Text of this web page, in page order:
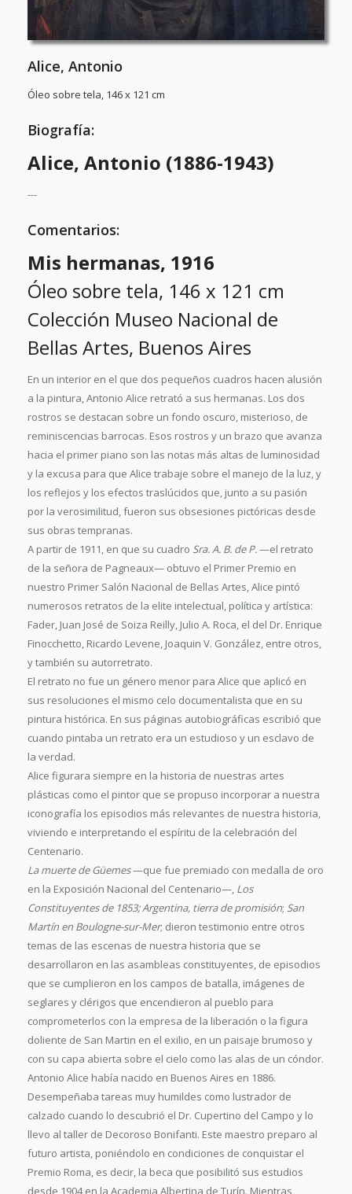
Alice, Antonio
Óleo sobre tela, 146 x 121 cm
Biografía:
Alice, Antonio (1886-1943)
---
Comentarios:
Mis hermanas, 1916
Óleo sobre tela, 146 x 121 cm
Colección Museo Nacional de
Bellas Artes, Buenos Aires
En un interior en el que dos pequeños cuadros hacen alusión
a la pintura, Antonio Alice retrató a sus hermanas. Los dos
rostros se destacan sobre un fondo oscuro, misterioso, de
reminiscencias barrocas. Esos rostros y un brazo que avanza
hacia el primer piano son las notas más altas de luminosidad
y la excusa para que Alice trabaje sobre el manejo de la luz, y
los reflejos y los efectos traslúcidos que, junto a su pasión
por la verosimilitud, fueron sus obsesiones pictóricas desde
sus obras tempranas.
A partir de 1911, en que su cuadro Sra. A. B. de P.—el retrato
de la señora de Pagneaux— obtuvo el Primer Premio en
nuestro Primer Salón Nacional de Bellas Artes, Alice pintó
numerosos retratos de la elite intelectual, política y artística:
Fader, Juan José de Soiza Reilly, Julio A. Roca, el del Dr. Enrique
Finocchetto, Ricardo Levene, Joaquin V. González, entre otros,
y también su autorretrato.
El retrato no fue un género menor para Alice que aplicó en
sus resoluciones el mismo celo documentalista que en su
pintura histórica. En sus páginas autobiográficas escribió que
cuando pintaba un retrato era un estudioso y un esclavo de
la verdad.
Alice figurara siempre en la historia de nuestras artes
plásticas como el pintor que se propuso incorporar a nuestra
iconografía los episodios más relevantes de nuestra historia,
viviendo e interpretando el espíritu de la celebración del
Centenario.
La muerte de Güemes—que fue premiado con medalla de oro
en la Exposición Nacional del Centenario—, Los
Constituyentes de 1853;Argentina, tierra de promisión; San
Martín en Boulogne-sur-Mer; dieron testimonio entre otros
temas de las escenas de nuestra historia que se
desarrollaron en las asambleas constituyentes, de episodios
que se cumplieron en los campos de batalla, imágenes de
seglares y clérigos que encendieron al pueblo para
comprometerlos con la empresa de la liberación o la figura
doliente de San Martin en el exilio, en un paisaje brumoso y
con su capa abierta sobre el cielo como las alas de un cóndor.
Antonio Alice había nacido en Buenos Aires en 1886.
Desempeñaba tareas muy humildes como lustrador de
calzado cuando lo descubrió el Dr. Cupertino del Campo y lo
llevo al taller de Decoroso Bonifanti. Este maestro preparo al
futuro artista, poniéndolo en condiciones de conquistar el
Premio Roma, es decir, la beca que posibilitó sus estudios
desde 1904 en la Academia Albertina de Turín. Mientras